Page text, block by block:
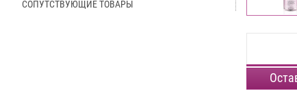
СОПУТСТВУЮЩИЕ ТОВАРЫ